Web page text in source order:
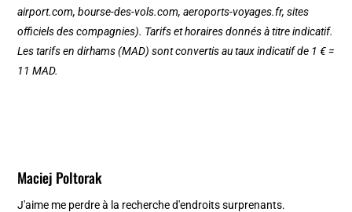
airport.com, bourse-des-vols.com, aeroports-voyages.fr, sites
officiels des compagnies). Tarifs et horaires donnés à titre indicatif.
Les tarifs en dirhams (MAD) sont convertis au taux indicatif de 1 € =
11 MAD.
Maciej Poltorak
J'aime me perdre à la recherche d'endroits surprenants.